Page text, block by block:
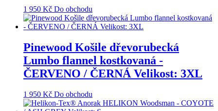
1 950 Kč Do obchodu
Pinewood Košile dřevorubecká
Lumbo flannel kostkovaná -
ČERVENO / ČERNÁ Velikost: 3XL
1 950 Kč Do obchodu